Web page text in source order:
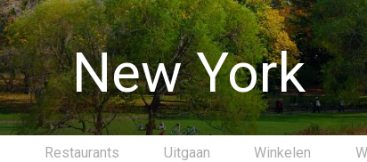
New York
Restaurants Uitgaan Winkelen